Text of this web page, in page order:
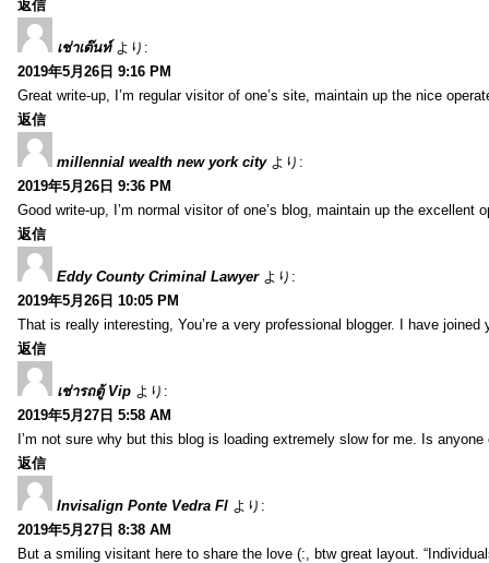
返信
เช่าเต๊นท์ より:
2019年5月26日 9:16 PM
Great write-up, I’m regular visitor of one’s site, maintain up the nice
返信
millennial wealth new york city より:
2019年5月26日 9:36 PM
Good write-up, I’m normal visitor of one’s blog, maintain up the excellent
返信
Eddy County Criminal Lawyer より:
2019年5月26日 10:05 PM
That is really interesting, You’re a very professional blogger. I have
返信
เช่ารถตู้ Vip より:
2019年5月27日 5:58 AM
I’m not sure why but this blog is loading extremely slow for me. Is
返信
Invisalign Ponte Vedra Fl より:
2019年5月27日 8:38 AM
But a smiling visitant here to share the love (:, btw great layout.